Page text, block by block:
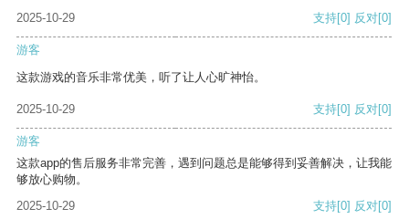
2025-10-29
支持[0] 反对[0]
游客
这款游戏的音乐非常优美，听了让人心旷神怡。
2025-10-29 支持[0] 反对[0]
游客
这款app的售后服务非常完善，遇到问题总是能够得到妥善解决，让我能
够放心购物。
2025-10-29
支持[0] 反对[0]